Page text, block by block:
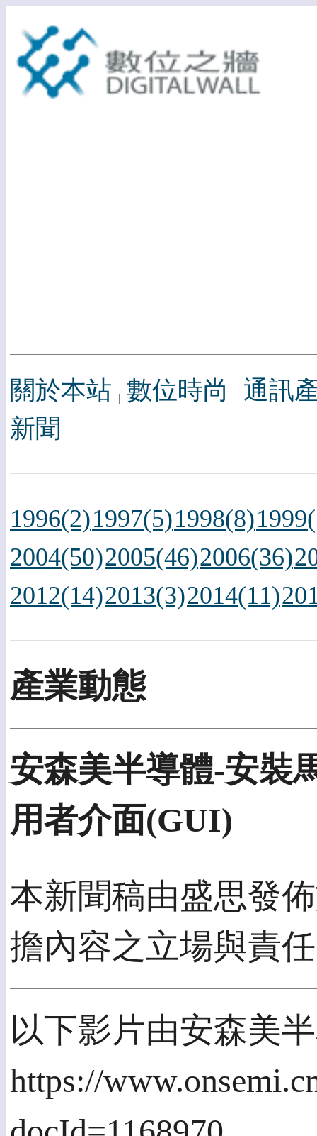
關於本站 數位時尚
通訊
新聞
1996(2)1997(5)1998(8)
2004(50)2005(46)2006(36)
2012(14)2013(3)2014(11)
產業動態
安森美半導體-安裝
用者介面(GUI)
本新聞稿由盛思發
擔內容之立場與責
以下影片由安森美
https://